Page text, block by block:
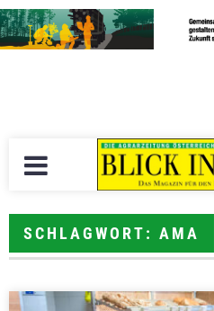
SCHLAGWORT: AMA